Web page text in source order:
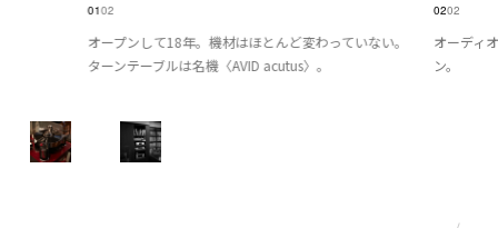
0102
オープンして18年。機材はほとんど変わっていない。
ターンテーブルは名機〈AVID acutus〉。
0202
オーディ
ン。